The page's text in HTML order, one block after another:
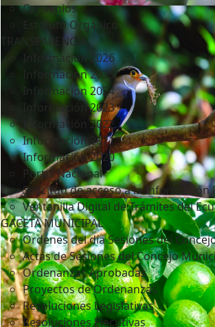
Convenios
Estatuto Orgánico
TRANSPARENCIA
Informacion 2026
Informacion 2025
Informacion 2024
Información 2023
Información 2022
Información 2021
Información 2020
Portal Nacional
Solicitud de acceso a la Información
Ventanilla Digital de Trámites del
GACETA MUNICIPAL
Ordenes del día Sesiones del
Actas de Sesiones del Concejo
Ordenanzas Aprobadas
Proyectos de Ordenanzas
Resoluciones Legislativas
Resoluciones Ejecutivas